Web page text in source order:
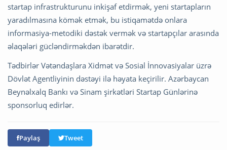
startap infrastrukturunu inkişaf etdirmək, yeni startapların
yaradılmasına kömək etmək, bu istiqamətdə onlara
informasiya-metodiki dəstək vermək və startapçılar arasında
əlaqələri gücləndirməkdən ibarətdir.
Tədbirlər Vətəndaşlara Xidmət və Sosial İnnovasiyalar üzrə
Dövlət Agentliyinin dəstəyi ilə həyata keçirilir. Azərbaycan
Beynəlxalq Bankı və Sinam şirkətləri Startap Günlərinə
sponsorluq edirlər.
Paylaş Tweet